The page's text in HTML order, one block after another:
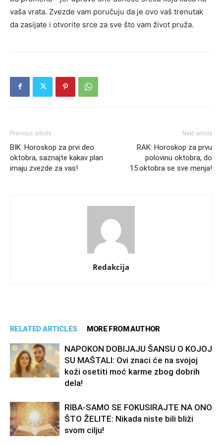
vaša vrata. Zvezde vam poručuju da je ovo vaš trenutak
da zasijate i otvorite srce za sve što vam život pruža.
Previous article
BIK: Horoskop za prvi deo
oktobra, saznajte kakav plan
imaju zvezde za vas!
Next article
RAK: Horoskop za prvu
polovinu oktobra, do
15.oktobra se sve menja!
Redakcija
RELATED ARTICLES MORE FROM AUTHOR
NAPOKON DOBIJAJU ŠANSU O KOJOJ
SU MAŠTALI: Ovi znaci će na svojoj
koži osetiti moć karme zbog dobrih
dela!
RIBA-SAMO SE FOKUSIRAJTE NA ONO
ŠTO ŽELITE: Nikada niste bili bliži
svom cilju!